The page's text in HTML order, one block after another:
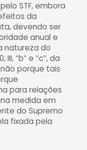
STF, embora
da
devendo ser
anual e
natureza do
“b” e “c”, da
porque tais
para relações
medida em
do Supremo
fixada pela